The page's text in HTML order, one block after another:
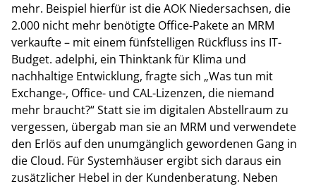
mehr. Beispiel hierfür ist die AOK Niedersachsen, die
2.000 nicht mehr benötigte Office-Pakete an MRM
verkaufte – mit einem fünfstelligen Rückfluss ins IT-
Budget. adelphi, ein Thinktank für Klima und
nachhaltige Entwicklung, fragte sich „Was tun mit
Exchange-, Office- und CAL-Lizenzen, die niemand
mehr braucht?“ Statt sie im digitalen Abstellraum zu
vergessen, übergab man sie an MRM und verwendete
den Erlös auf den unumgänglich gewordenen Gang in
die Cloud. Für Systemhäuser ergibt sich daraus ein
zusätzlicher Hebel in der Kundenberatung. Neben